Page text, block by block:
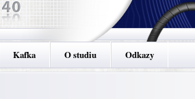
Kafka O studiu Odkazy